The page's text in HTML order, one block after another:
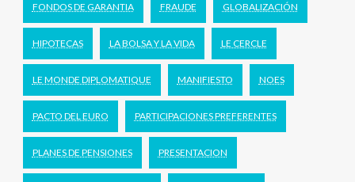
FONDOS DE GARANTIA FRAUDE GLOBALIZACIÓN
HIPOTECAS LA BOLSA Y LA VIDA LE CERCLE
LE MONDE DIPLOMATIQUE MANIFIESTO NOES
PACTO DEL EURO PARTICIPACIONES PREFERENTES
PLANES DE PENSIONES PRESENTACION